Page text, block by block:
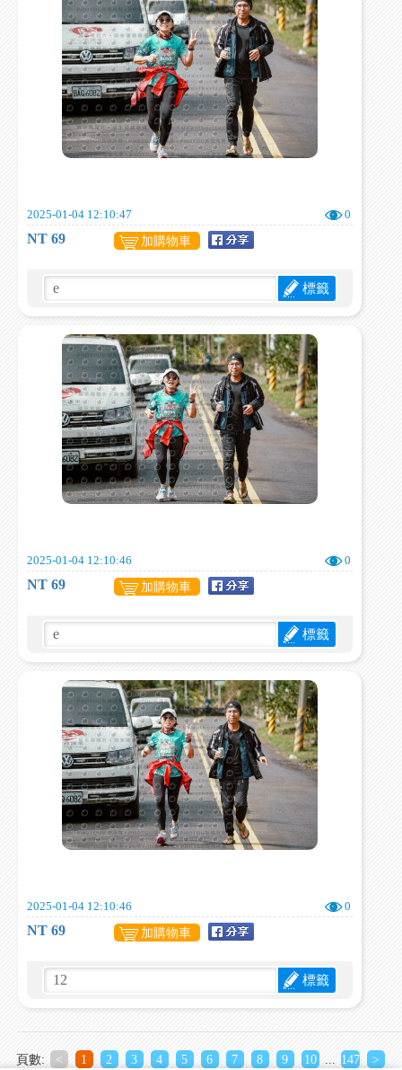
2025-01-04 12:10:47 0
NT 69 加購物車
標籤
2025-01-04 12:10:46 0
NT 69 加購物車
標籤
2025-01-04 12:10:46 0
NT 69 加購物車
標籤
頁數: < 1 2 3 4 5 6 7 8 9 10 147 >